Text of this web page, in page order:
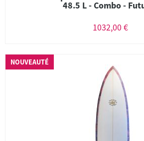
48.5 L - Combo -
1032,00 €
NOUVEAUTÉ